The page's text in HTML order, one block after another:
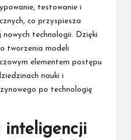
testowanie i
co przyspiesza
technologii. Dzięki
tworzenia modeli
elementem postępu
nauki i
po technologię
inteligencji